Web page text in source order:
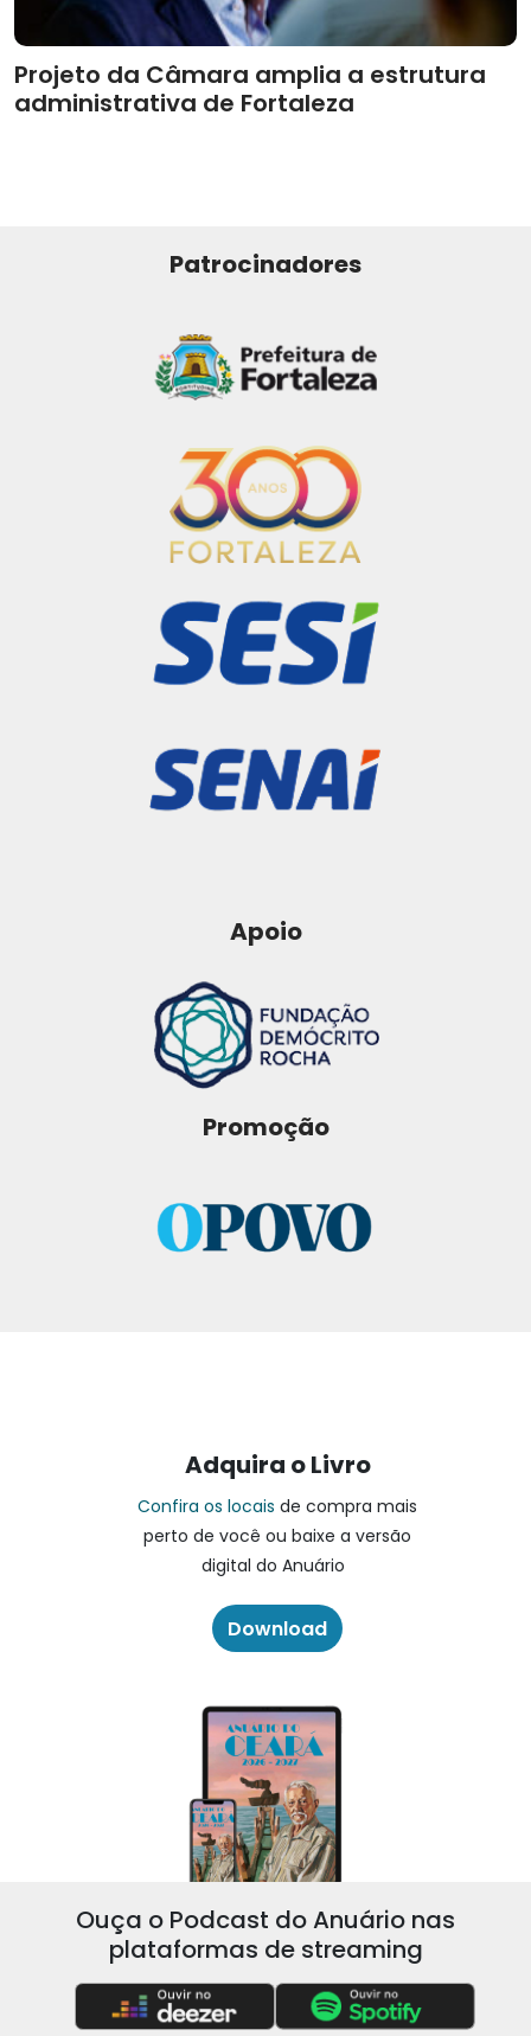
Projeto da Câmara amplia a estrutura
administrativa de Fortaleza
Patrocinadores
Apoio
Promoção
Adquira o Livro
Confira os locais de compra mais
perto de você ou baixe a versão
digital do Anuário
Download
Ouça o Podcast do Anuário nas
plataformas de streaming